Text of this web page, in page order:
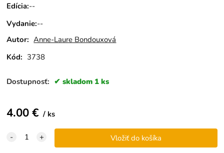
Edícia:--
Vydanie:--
Autor: Anne-Laure Bondouxová
Kód: 3738
Dostupnosť: skladom 1 ks
4.00€ ks